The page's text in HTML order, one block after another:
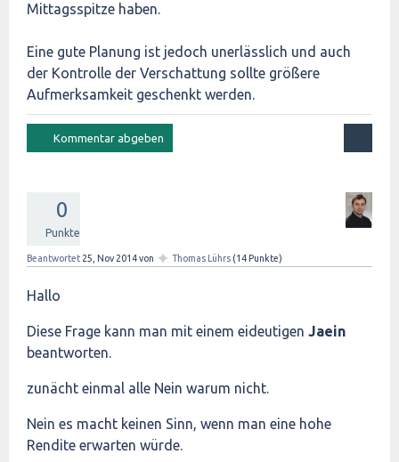
Mittagsspitze haben.
Eine gute Planung ist jedoch unerlässlich und auch
der Kontrolle der Verschattung sollte größere
Aufmerksamkeit geschenkt werden.
0
Punkte
Beantwortet 25, Nov 2014von ✦ Thomas Lührs (14 Punkte)
Hallo
Diese Frage kann man mit einem eideutigen Jaein
beantworten.
zunächt einmal alle Nein warum nicht.
Nein es macht keinen Sinn, wenn man eine hohe
Rendite erwarten würde.